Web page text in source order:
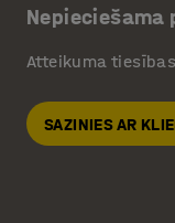
Nepieciešama
Atteikuma
SAZINIES AR